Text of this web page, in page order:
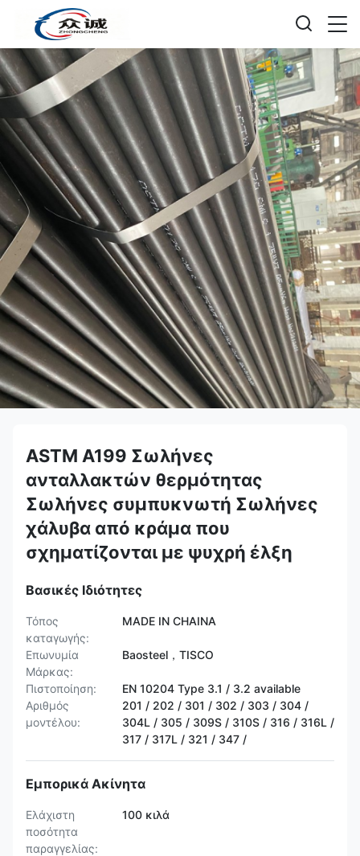
ASTM A199 Σωλήνες
ανταλλακτών θερμότητας
Σωλήνες συμπυκνωτή Σωλήνες
χάλυβα από κράμα που
σχηματίζονται με ψυχρή έλξη
Βασικές Ιδιότητες
Τόπος
καταγωγής:
MADE IN CHAINA
Επωνυμία
Μάρκας:
Baosteel，TISCO
Πιστοποίηση:
EN 10204 Type 3.1 / 3.2 available
Αριθμός
μοντέλου:
201 / 202 / 301 / 302 / 303 / 304 /
304L / 305 / 309S / 310S / 316 / 316L /
317 / 317L / 321 / 347 /
Εμπορικά Ακίνητα
Ελάχιστη
ποσότητα
παραγγελίας:
100 κιλά